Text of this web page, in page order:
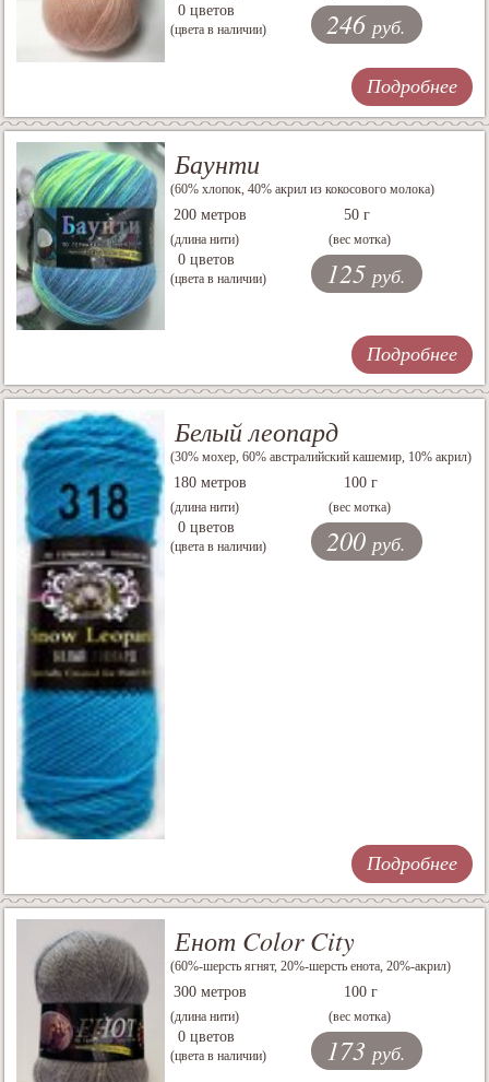
0 цветов
(цвета в наличии) 246 руб.
Подробнее
Баунти
(60% хлопок, 40% акрил из кокосового молока)
200 метров
(длина нити)
50 г
(вес мотка)
0 цветов
(цвета в наличии) 125 руб.
Подробнее
Белый леопард
(30% мохер, 60% австралийский кашемир, 10% акрил)
180 метров
(длина нити)
100 г
(вес мотка)
0 цветов
(цвета в наличии) 200 руб.
Подробнее
Енот Color City
(60%-шерсть ягнят, 20%-шерсть енота, 20%-акрил)
300 метров
(длина нити)
100 г
(вес мотка)
0 цветов
(цвета в наличии) 173 руб.